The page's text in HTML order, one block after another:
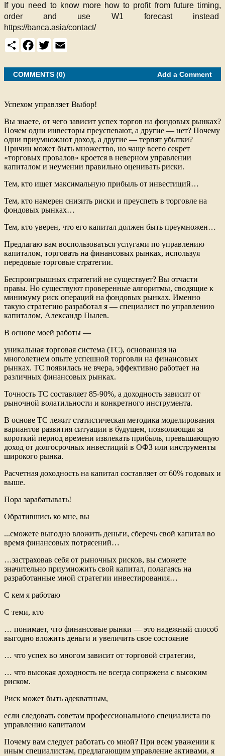
If you need to know more how to profit from future timing,
order and use W1 forecast instead
https://banca.asia/contact/
S
h
r
F
a
e
b
o
T
w
t
t
e
E
m
i
l
COMMENTS (0) Add a Comment
Успехом управляет Выбор!
Вы знаете, от чего зависит успех торгов на фондовых рынках?
Почем одни инвесторы преуспевают, а другие — нет? Почему
одни приумножают доход, а другие — терпят убытки?
Причин может быть множество, но чаще всего секрет
«торговых провалов» кроется в неверном управлении
капиталом и неумении правильно оценивать риски.
Тем, кто ищет максимальную прибыль от инвестиций…
Тем, кто намерен снизить риски и преуспеть в торговле на
фондовых рынках…
Тем, кто уверен, что его капитал должен быть преумножен…
Предлагаю вам воспользоваться услугами по управлению
капиталом, торговать на финансовых рынках, используя
передовые торговые стратегии.
Беспроигрышных стратегий не существует? Вы отчасти
правы. Но существуют проверенные алгоритмы, сводящие к
минимуму риск операций на фондовых рынках. Именно
такую стратегию разработал я — специалист по управлению
капиталом, Александр Пылев.
В основе моей работы —
уникальная торговая система (ТС), основанная на
многолетнем опыте успешной торговли на финансовых
рынках. ТС появилась не вчера, эффективно работает на
различных финансовых рынках.
Точность ТС составляет 85-90%, а доходность зависит от
рыночной волатильности и конкретного инструмента.
В основе ТС лежит статистическая методика моделирования
вариантов развития ситуации в будущем, позволяющая за
короткий период времени извлекать прибыль, превышающую
доход от долгосрочных инвестиций в ОФЗ или инструменты
широкого рынка.
Расчетная доходность на капитал составляет от 60% годовых и
выше.
Пора зарабатывать!
Обратившись ко мне, вы
...сможете выгодно вложить деньги, сберечь свой капитал во
время финансовых потрясений…
…застраховав себя от рыночных рисков, вы сможете
значительно приумножить свой капитал, полагаясь на
разработанные мной стратегии инвестирования…
С кем я работаю
С теми, кто
… понимает, что финансовые рынки — это надежный способ
выгодно вложить деньги и увеличить свое состояние
… что успех во многом зависит от торговой стратегии,
… что высокая доходность не всегда сопряжена с высоким
риском.
Риск может быть адекватным,
если следовать советам профессионального специалиста по
управлению капиталом
Почему вам следует работать со мной? При всем уважении к
иным специалистам, предлагающим управление активами, я